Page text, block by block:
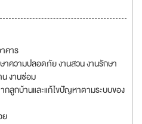
คาร
ความปลอดภัย งานสวน งานรักษา
น งานซ่อม
ากลูกบ้านและแก้ไขปัญหาตามระบบของ
ย